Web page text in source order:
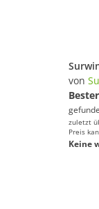
von
zuletzt
Preis
Keine